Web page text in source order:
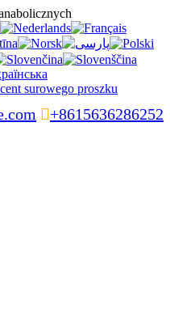
+8615636286252